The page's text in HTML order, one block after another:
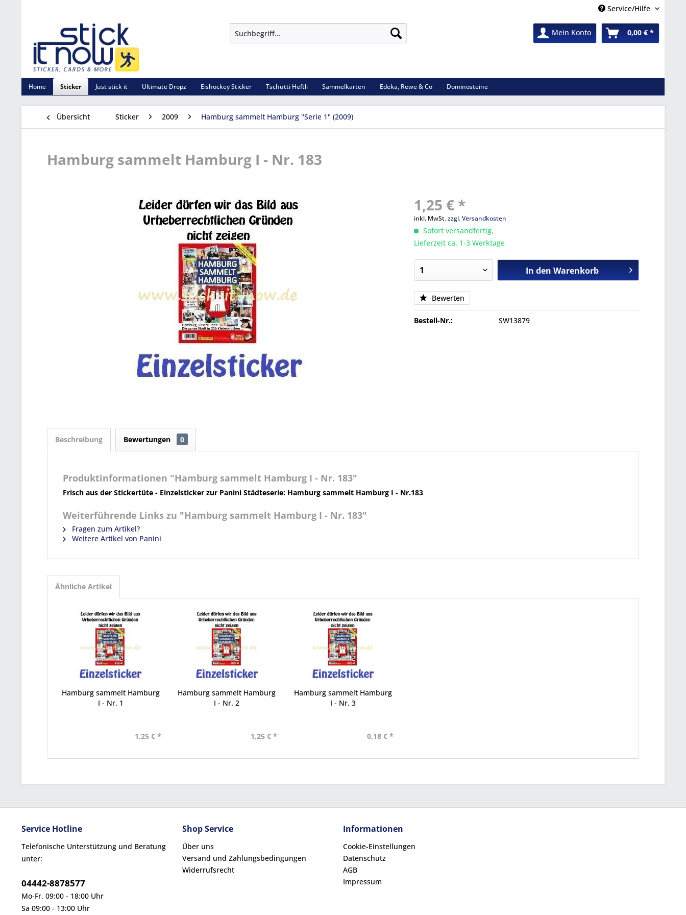
Service/Hilfe
Mein Konto 0,00 € *
Home Sticker Just stick it Ultimate Dropz Eishockey Sticker Tschutti Heftli Sammelkarten Edeka, Rewe & Co Dominosteine
Übersicht Sticker 2009 Hamburg sammelt Hamburg "Serie 1" (2009)
Hamburg sammelt Hamburg I - Nr. 183
1,25 € *
inkl. MwSt.zzgl. Versandkosten
Sofort versandfertig,
Lieferzeit ca. 1-3 Werktage
In den Warenkorb
Bewerten
Bestell-Nr.: SW13879
Beschreibung Bewertungen 0
Produktinformationen "Hamburg sammelt Hamburg I - Nr. 183"
Frisch aus der Stickertüte - Einzelsticker zur Panini Städteserie: Hamburg sammelt Hamburg I - Nr.183
Weiterführende Links zu "Hamburg sammelt Hamburg I - Nr. 183"
Fragen zum Artikel?
Weitere Artikel von Panini
Ähnliche Artikel
Hamburg sammelt Hamburg
I - Nr. 1
1,25 € *
Hamburg sammelt Hamburg
I - Nr. 2
1,25 € *
Hamburg sammelt Hamburg
I - Nr. 3
0,18 € *
Service Hotline
Telefonische Unterstützung und Beratung
unter:
04442-8878577
Mo-Fr, 09:00 - 18:00 Uhr
Sa 09:00 - 13:00 Uhr
Shop Service
Über uns
Versand und Zahlungsbedingungen
Widerrufsrecht
Informationen
Cookie-Einstellungen
Datenschutz
AGB
Impressum